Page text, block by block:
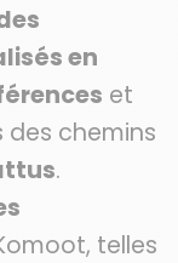
en
et
des chemins
.
telles